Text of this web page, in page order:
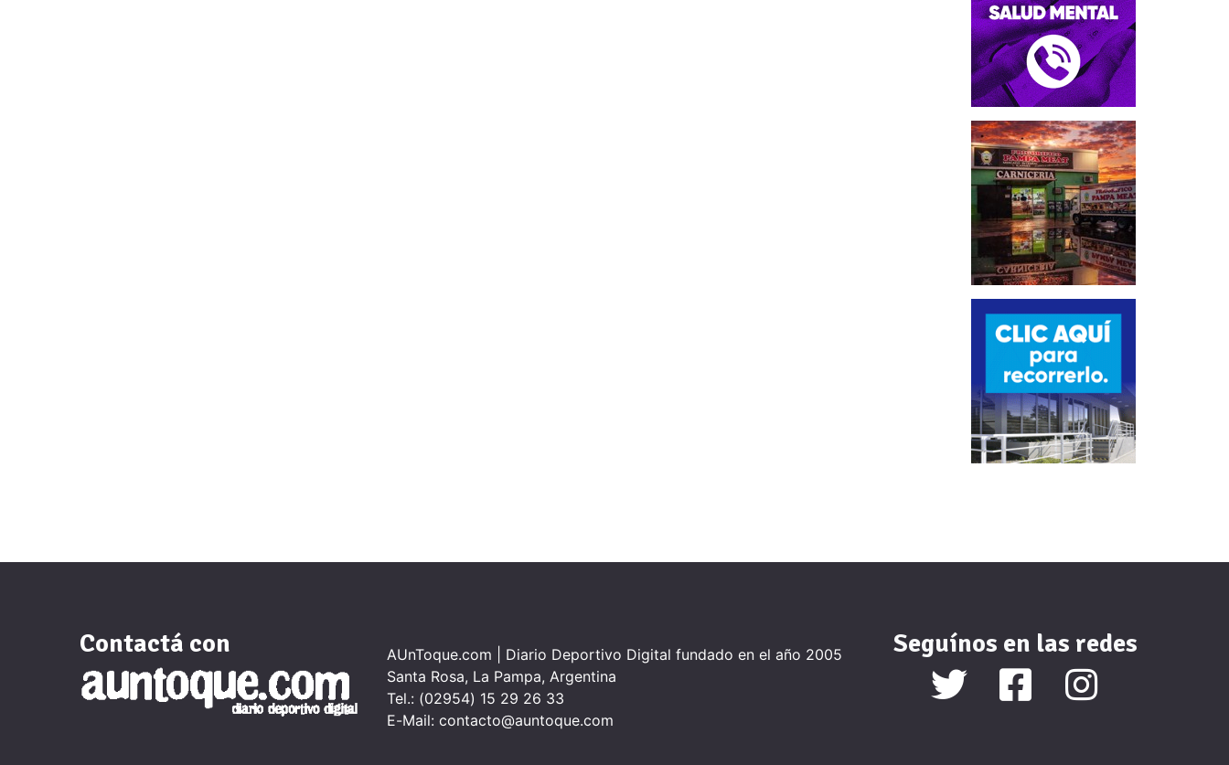
Contactá con
AUnToque.com | Diario Deportivo Digital fundado en el año 2005
Santa Rosa, La Pampa, Argentina
Tel.: (02954) 15 29 26 33
E-Mail: contacto@auntoque.com
Seguínos en las redes